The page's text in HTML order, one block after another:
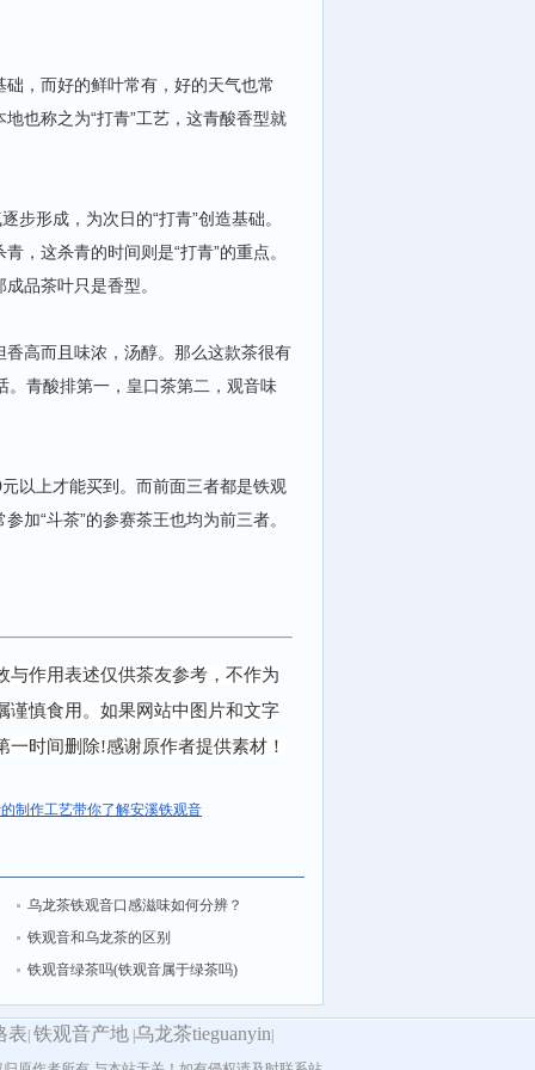
，而好的鲜叶常有，好的天气也常
也称之为“打青”工艺，这青酸香型就
步形成，为次日的“打青”创造基础。
，这杀青的时间则是“打青”的重点。
品茶叶只是香型。
高而且味浓，汤醇。那么这款茶很有
。青酸排第一，皇口茶第二，观音味
以上才能买到。而前面三者都是铁观
加“斗茶”的参赛茶王也均为前三者。
与作用表述仅供茶友参考，不作为
谨慎食用。如果网站中图片和文字
时间删除!感谢原作者提供素材！
制作工艺带你了解安溪铁观音
乌龙茶铁观音口感滋味如何分辨？
铁观音和乌龙茶的区别
铁观音绿茶吗(铁观音属于绿茶吗)
表 铁观音产地 乌龙茶tieguanyin